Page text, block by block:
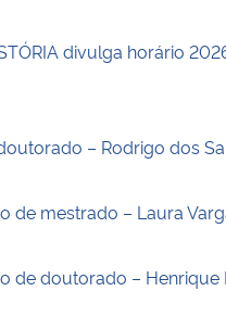
divulga horário
– Rodrigo dos
de mestrado – Laura
de doutorado – Henrique